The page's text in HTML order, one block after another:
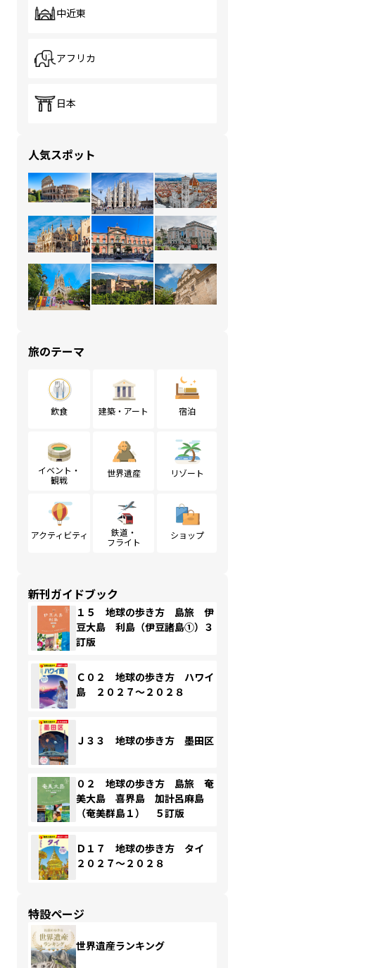
中近東
アフリカ
日本
人気スポット
旅のテーマ
飲食 建築・アート 宿泊
イベント・
観戦
世界遺産 リゾート
アクティビティ
鉄道・
フライト
ショップ
新刊ガイドブック
１５ 地球の歩き方 島旅 伊
豆大島 利島（伊豆諸島①）３
訂版
Ｃ０２ 地球の歩き方 ハワイ
島 ２０２７～２０２８
Ｊ３３ 地球の歩き方 墨田区
０２ 地球の歩き方 島旅 奄
美大島 喜界島 加計呂麻島
（奄美群島１） ５訂版
Ｄ１７ 地球の歩き方 タイ
２０２７～２０２８
特設ページ
世界遺産ランキング